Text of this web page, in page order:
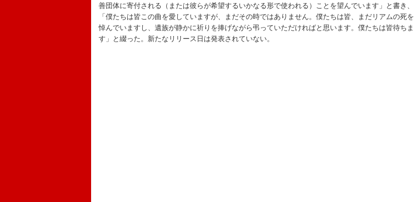
善団体に寄付される（または彼らが希望するいかなる形で使われる）ことを望んでいます」と書き、
「僕たちは皆この曲を愛していますが、まだその時ではありません。僕たちは皆、まだリアムの死を
悼んでいますし、遺族が静かに祈りを捧げながら弔っていただければと思います。僕たちは皆待ちま
す」と綴った。新たなリリース日は発表されていない。